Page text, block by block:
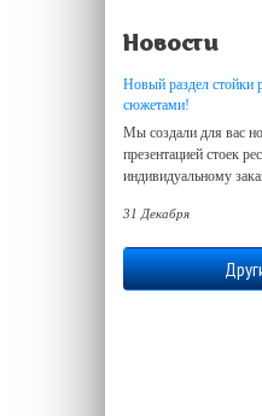
Новости
Новый раздел стойки
сюжетами!
Мы создали для вас
презентацией стоек
индивидуальному
31 Декабря